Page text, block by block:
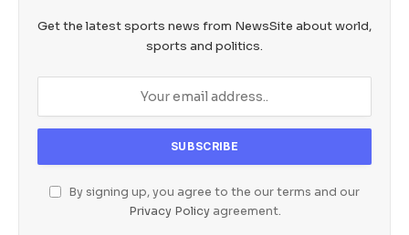
Get the latest sports news from NewsSite about world,
sports and politics.
By signing up, you agree to the our terms and our
Privacy Policyagreement.